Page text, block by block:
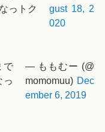
っトク
gust 18, 2
020
で
っ
— ももむー (@
momomuu) Dec
ember 6, 2019